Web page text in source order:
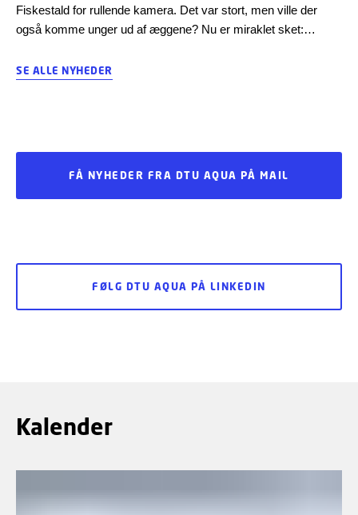
Fiskestald for rullende kamera. Det var stort, men ville der
også komme unger ud af æggene? Nu er miraklet sket:
Aquas akvarier. Læs om projekt NOW LUMP og se videoen af
SE ALLE NYHEDER
FÅ NYHEDER FRA DTU AQUA PÅ MAIL
FØLG DTU AQUA PÅ LINKEDIN
Kalender